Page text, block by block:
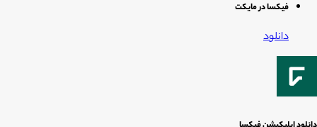
فیکسا در مایکت
دانلود